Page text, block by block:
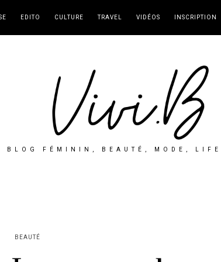
EDITO CULTURE TRAVEL VIDÉOS INSCRIPTION
BLOG FÉMININ, BEAUTÉ, MODE,
BEAUTÉ